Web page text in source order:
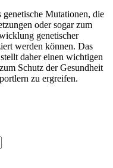
genetische Mutationen, die
oder sogar zum
genetischer
werden können. Das
daher einen wichtigen
Schutz der Gesundheit
zu ergreifen.